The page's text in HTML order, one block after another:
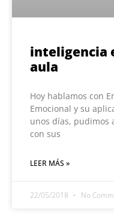
inteligencia
aula
Hoy hablamos con
Emocional y su
unos días, pudimos
con sus
LEER MÁS »
22/05/2018 No